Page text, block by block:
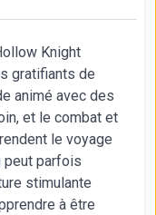
Knight
gratifiants de
animé avec des
et le combat et
le voyage
peut parfois
stimulante
à être